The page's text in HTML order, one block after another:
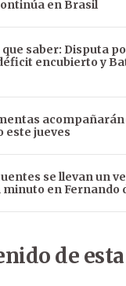
en Brasil
saber: Disputa
encubierto y
acompañarán
este jueves
se llevan un
minuto en Fernando
de